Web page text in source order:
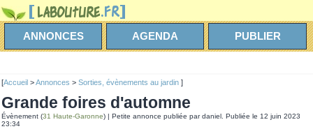
ANNONCES AGENDA PUBLIER
[Accueil >Annonces > Sorties, évènements au jardin ]
grande foires d'automne
Évènement (31 Haute-Garonne) | Petite annonce publiée par daniel. Publiée le 12 juin 2023
23:34